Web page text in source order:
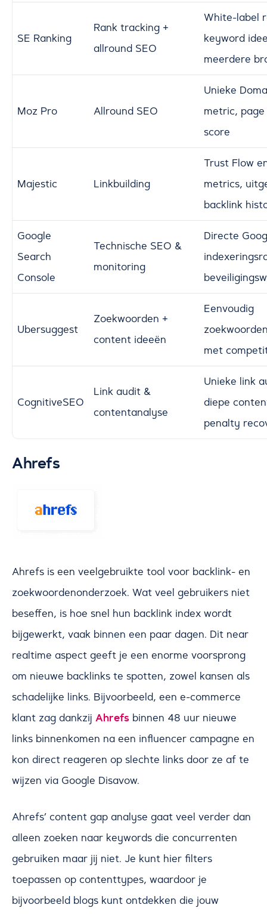
SE Ranking
Rank tracking +
allround SEO
White-label
keyword
meerdere
Moz Pro Allround SEO
Unieke
metric,
score
Majestic Linkbuilding
Trust Flow
metrics,
backlink
Google
Search
Console
Technische SEO &
monitoring
Directe
Ubersuggest
Zoekwoorden +
content ideeën
Eenvoudig
met
CognitiveSEO
Link audit &
contentanalyse
Unieke link
diepe
penalty
Ahrefs
Ahrefs is een veelgebruikte tool voor backlink- en
zoekwoordenonderzoek. Wat veel gebruikers niet
beseffen, is hoe snel hun backlink index wordt
bijgewerkt, vaak binnen een paar dagen. Dit near
realtime aspect geeft je een enorme voorsprong
om nieuwe backlinks te spotten, zowel kansen als
schadelijke links. Bijvoorbeeld, een e-commerce
klant zag dankzij Ahrefs binnen 48 uur nieuwe
links binnenkomen na een influencer campagne en
kon direct reageren op slechte links door ze af te
wijzen via Google Disavow.
Ahrefs’ content gap analyse gaat veel verder dan
alleen zoeken naar keywords die concurrenten
gebruiken maar jij niet. Je kunt hier filters
toepassen op contenttypes, waardoor je
bijvoorbeeld blogs kunt ontdekken die jouw